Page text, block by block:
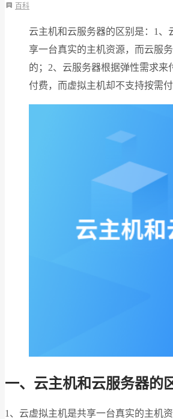
百科
云主机和云服务器的区别是：1、
享一台真实的主机资源，而云服
的；2、云服务器根据弹性需求来
付费，而虚拟主机却不支持按需付
一、云主机和云服务器的
1、云虚拟主机是共享一台真实的主机